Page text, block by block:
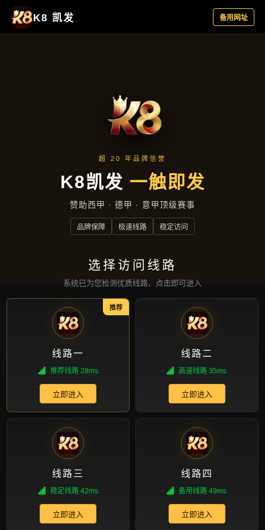
聚焦企业
首页 聚焦企业